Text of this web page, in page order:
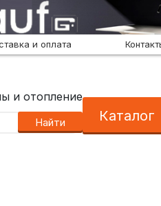
и оплата
и отопление
Найти Каталог